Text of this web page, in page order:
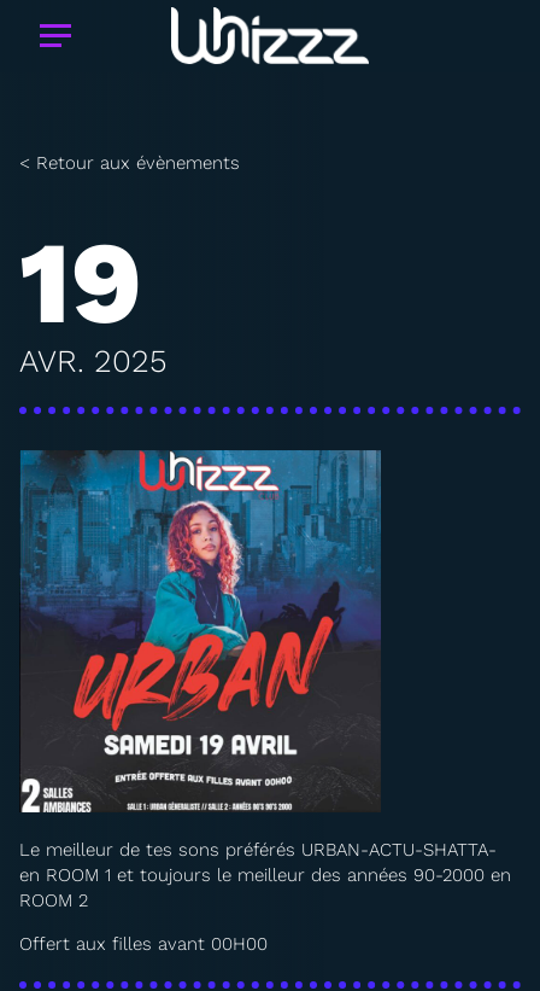
< Retour aux évènements
19
AVR. 2025
Le meilleur de tes sons préférés URBAN-ACTU-SHATTA-
en ROOM 1 et toujours le meilleur des années 90-2000 en
ROOM 2
Offert aux filles avant 00H00